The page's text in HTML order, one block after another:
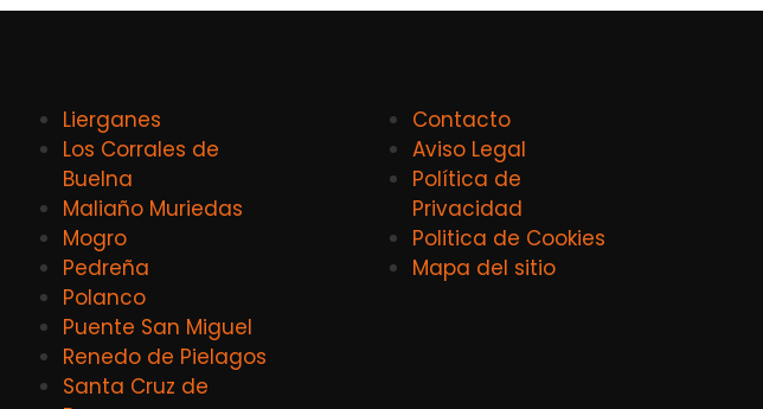
Lierganes
Los Corrales de
Buelna
Maliaño Muriedas
Mogro
Pedreña
Polanco
Puente San Miguel
Renedo de Pielagos
Santa Cruz de
Contacto
Aviso Legal
Política de
Privacidad
Politica de Cookies
Mapa del sitio